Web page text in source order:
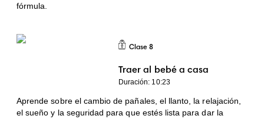
fórmula.
Clase 8
Traer al bebé a casa
Clase
8
Duración: 10:23
Aprende sobre el cambio de pañales, el llanto, la relajación,
el sueño y la seguridad para que estés lista para dar la